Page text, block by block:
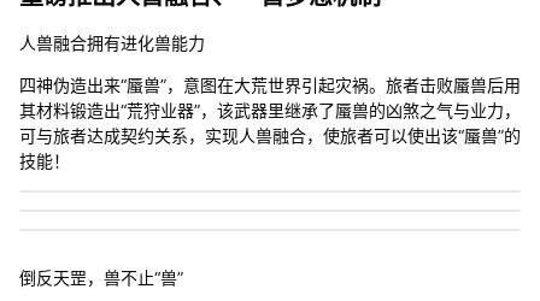
人兽融合拥有进化兽能力
四神伪造出来“蜃兽”，意图在大荒世界引起灾祸。旅者击败蜃兽后用
其材料锻造出“荒狩业器”，该武器里继承了蜃兽的凶煞之气与业力，
可与旅者达成契约关系，实现人兽融合，使旅者可以使出该“蜃兽”的
技能！
倒反天罡，兽不止“兽”